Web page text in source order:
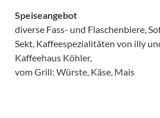
Speiseangebot
diverse Fass- und Flaschenbiere,
Sekt, Kaffeespezialitäten von illy
Kaffeehaus Köhler,
vom Grill: Würste, Käse, Mais